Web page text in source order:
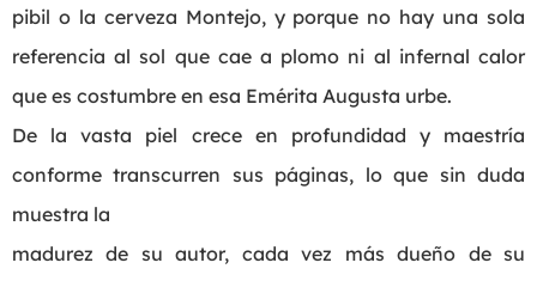
pibil o la cerveza Montejo, y porque no hay una sola
referencia al sol que cae a plomo ni al infernal calor
que es costumbre en esa Emérita Augusta urbe.
De la vasta piel crece en profundidad y maestría
conforme transcurren sus páginas, lo que sin duda
muestra la
madurez de su autor, cada vez más dueño de su